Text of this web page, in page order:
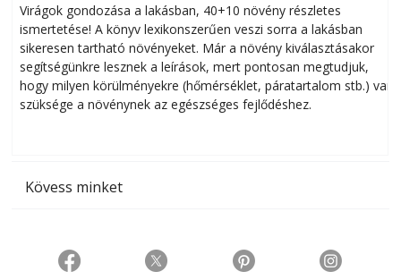
Virágok gondozása a lakásban, 40+10 növény részletes
ismertetése! A könyv lexikonszerűen veszi sorra a lakásban
sikeresen tart­ha­tó növényeket. Már a növény kiválasztásakor
segítségünkre lesznek a leírások, mert pontosan megtudjuk,
hogy milyen körülményekre (hőmérséklet, páratartalom stb.) van
szüksége a növénynek az egészséges fejlődéshez.
Kövess minket